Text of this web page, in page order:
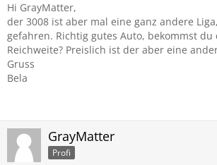
Hi GrayMatter,
der 3008 ist aber mal eine ganz andere
gefahren. Richtig gutes Auto, bekommst du
Reichweite? Preislich ist der aber eine
Gruss
Bela
GrayMatter
Profi